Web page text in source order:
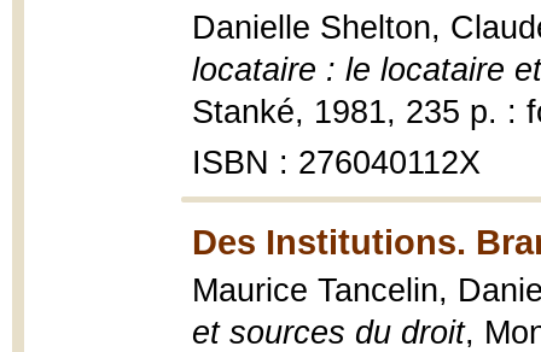
Danielle Shelton,
locataire : le locataire
Stanké, 1981, 235 p. :
ISBN : 276040112X
Des Institutions.
Maurice Tancelin,
et sources du droit,